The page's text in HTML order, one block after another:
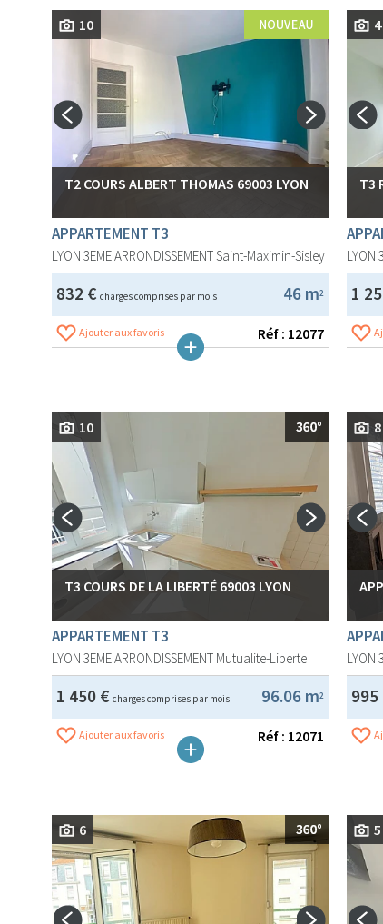
10
T2 COURS ALBERT THOMAS 69003 LYON
APPARTEMENT T3
LYON 3EME ARRONDISSEMENTSaint-Maximin-Sisley
46 m2
832 € charges comprises par mois
Ajouter aux favoris Réf : 12077
4
T3
LYON
1
10
T3 COURS DE LA LIBERTÉ 69003 LYON
APPARTEMENT T3
LYON 3EME ARRONDISSEMENT Mutualite-Liberte
96.06 m2
1 450 € charges comprises par mois
Ajouter aux favoris Réf : 12071
8
LYON
995
6 5